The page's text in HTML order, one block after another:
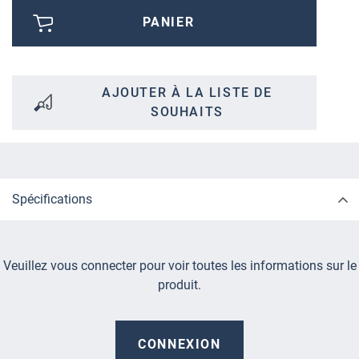
PANIER
AJOUTER À LA LISTE DE
SOUHAITS
Spécifications
Veuillez vous connecter pour voir toutes les informations sur le
produit.
CONNEXION